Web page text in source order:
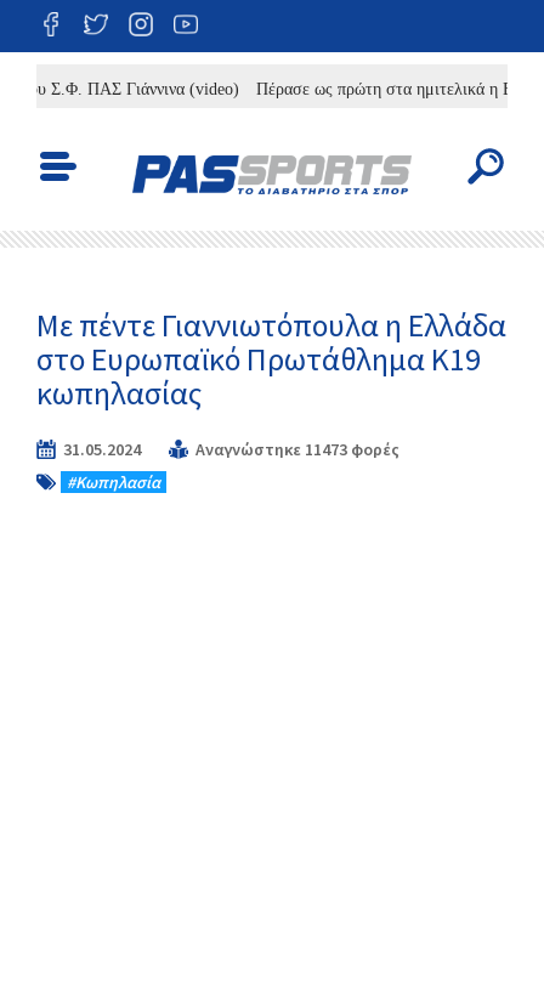
Σ.Φ. ΠΑΣ Γιάννινα (video) Πέρασε ως πρώτη στα ημιτελικά η Εθνική
Με πέντε Γιαννιωτόπουλα η Ελλάδα
στο Ευρωπαϊκό Πρωτάθλημα Κ19
κωπηλασίας
31.05.2024
Αναγνώστηκε 11473 φορές
#Κωπηλασία